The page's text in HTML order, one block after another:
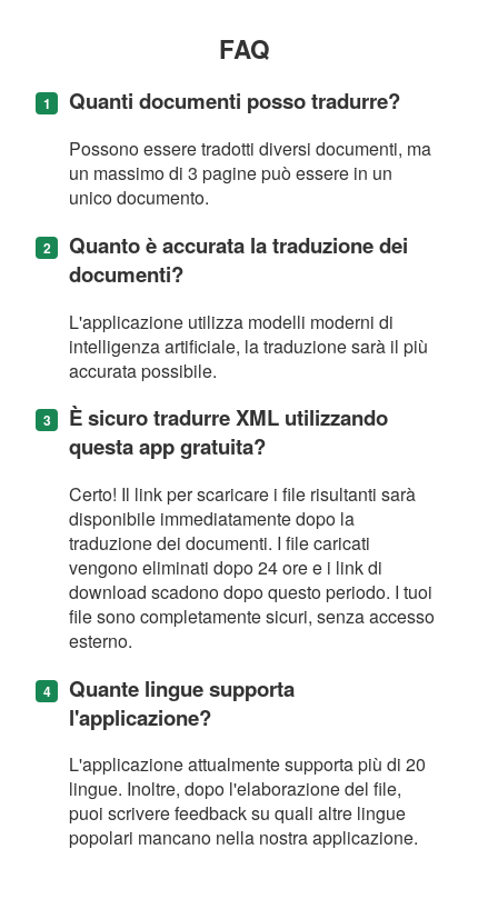
FAQ
Quanti documenti posso tradurre?
Possono essere tradotti diversi documenti, ma
un massimo di 3 pagine può essere in un
unico documento.
Quanto è accurata la traduzione dei
documenti?
L'applicazione utilizza modelli moderni di
intelligenza artificiale, la traduzione sarà il più
accurata possibile.
È sicuro tradurre XML utilizzando
questa app gratuita?
Certo! Il link per scaricare i file risultanti sarà
disponibile immediatamente dopo la
traduzione dei documenti. I file caricati
vengono eliminati dopo 24 ore e i link di
download scadono dopo questo periodo. I tuoi
file sono completamente sicuri, senza accesso
esterno.
Quante lingue supporta
l'applicazione?
L'applicazione attualmente supporta più di 20
lingue. Inoltre, dopo l'elaborazione del file,
puoi scrivere feedback su quali altre lingue
popolari mancano nella nostra applicazione.